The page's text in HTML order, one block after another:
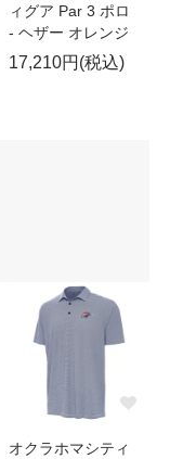
ィグア Par 3 ポロ
- ヘザー オレンジ
17,210円(税込)
オクラホマシティ